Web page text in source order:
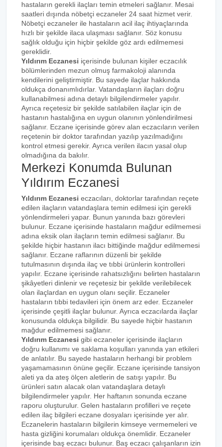
hastaların gerekli ilaçları temin etmeleri sağlanır. Mesai
saatleri dışında nöbetçi eczaneler 24 saat hizmet verir.
Nöbetçi eczaneler ile hastaların acil ilaç ihtiyaçlarında
hızlı bir şekilde ilaca ulaşması sağlanır. Söz konusu
sağlık olduğu için hiçbir şekilde göz ardı edilmemesi
gereklidir.
Yıldırım Eczanesi içerisinde bulunan kişiler eczacılık
bölümlerinden mezun olmuş farmakoloji alanında
kendilerini geliştirmiştir. Bu sayede ilaçlar hakkında
oldukça donanımlıdırlar. Vatandaşların ilaçları doğru
kullanabilmesi adına detaylı bilgilendirmeler yapılır.
Ayrıca reçetesiz bir şekilde satılabilen ilaçlar için de
hastanın hastalığına en uygun olanının yönlendirilmesi
sağlanır. Eczane içerisinde görev alan eczacıların verilen
reçetenin bir doktor tarafından yazılıp yazılmadığını
kontrol etmesi gerekir. Ayrıca verilen ilacın yasal olup
olmadığına da bakılır.
Merkezi Konumda Bulunan
Yıldırım Eczanesi
Yıldırım Eczanesi eczacıları, doktorlar tarafından reçete
edilen ilaçların vatandaşlara temin edilmesi için gerekli
yönlendirmeleri yapar. Bunun yanında bazı görevleri
bulunur. Eczane içerisinde hastaların mağdur edilmemesi
adına eksik olan ilaçların temin edilmesi sağlanır. Bu
şekilde hiçbir hastanın ilacı bittiğinde mağdur edilmemesi
sağlanır. Eczane raflarının düzenli bir şekilde
tutulmasının dışında ilaç ve tıbbi ürünlerin kontrolleri
yapılır. Eczane içerisinde rahatsızlığını belirten hastaların
şikâyetleri dinlenir ve reçetesiz bir şekilde verilebilecek
olan ilaçlardan en uygun olanı seçilir. Eczaneler
hastaların tıbbi tedavileri için önem arz eder. Eczaneler
içerisinde çeşitli ilaçlar bulunur. Ayrıca eczacılarda ilaçlar
konusunda oldukça bilgilidir. Bu sayede hiçbir hastanın
mağdur edilmemesi sağlanır.
Yıldırım Eczanesi gibi eczaneler içerisinde ilaçların
doğru kullanımı ve saklama koşulları yanında yan etkileri
de anlatılır. Bu sayede hastaların herhangi bir problem
yaşamamasının önüne geçilir. Eczane içerisinde tansiyon
aleti ya da ateş ölçen aletlerin de satışı yapılır. Bu
ürünleri satın alacak olan vatandaşlara detaylı
bilgilendirmeler yapılır. Her haftanın sonunda eczane
raporu oluşturulur. Gelen hastaların profilleri ve reçete
edilen ilaç bilgileri eczane dosyaları içerisinde yer alır.
Eczanelerin hastaların bilgilerin kimseye vermemeleri ve
hasta gizliğini korumaları oldukça önemlidir. Eczaneler
içerisinde baş eczacı bulunur. Baş eczacı çalışanların izin